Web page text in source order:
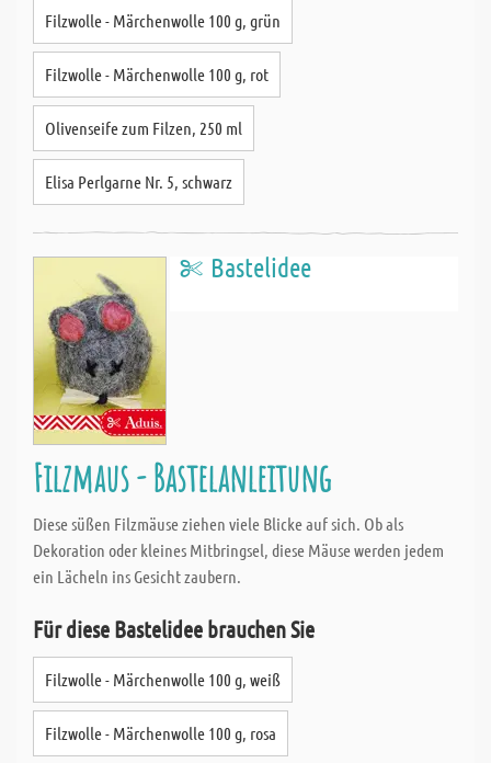
Filzwolle - Märchenwolle 100 g, grün
Filzwolle - Märchenwolle 100 g, rot
Olivenseife zum Filzen, 250 ml
Elisa Perlgarne Nr. 5, schwarz
Bastelidee
Filzmaus - Bastelanleitung
Diese süßen Filzmäuse ziehen viele Blicke auf sich. Ob als
Dekoration oder kleines Mitbringsel, diese Mäuse werden jedem
ein Lächeln ins Gesicht zaubern.
Für diese Bastelidee brauchen Sie
Filzwolle - Märchenwolle 100 g, weiß
Filzwolle - Märchenwolle 100 g, rosa